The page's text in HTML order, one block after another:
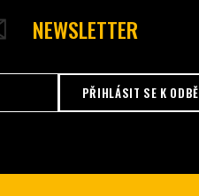
NEWSLETTER
PŘIHLÁSIT SE K